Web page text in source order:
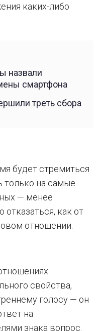
каких-либо
назвали
смартфона
треть сбора
будет стремиться
только на самые
— менее
как от
отношении.
свойства,
голосу — он
на
знака вопрос.